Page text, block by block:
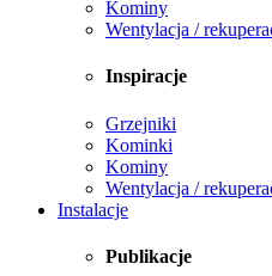
Kominy
Wentylacja /
Inspiracje
Grzejniki
Kominki
Kominy
Wentylacja /
Instalacje
Publikacje